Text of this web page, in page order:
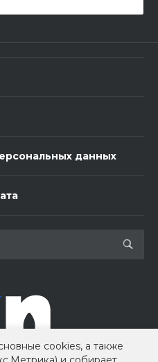
данных
cookies, а также